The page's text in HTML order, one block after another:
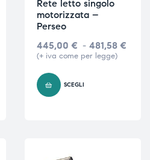
Rete letto singolo
motorizzata –
Perseo
445,00 € - 481,58 €
(+ iva come per legge)
SCEGLI